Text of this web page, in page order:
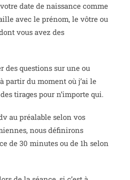
date de naissance comme
avec le prénom, le vôtre ou
vous avez des
des questions sur une ou
partir du moment où j’ai le
tirages pour n’importe qui.
au préalable selon vos
nous définirons
de 30 minutes ou de 1h selon